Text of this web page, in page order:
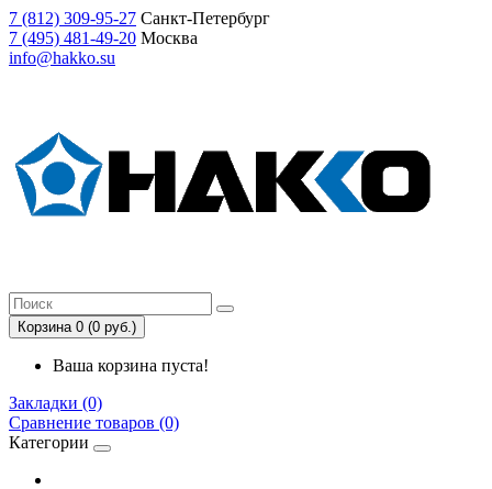
7 (812) 309-95-27 Санкт-Петербург
7 (495) 481-49-20 Москва
info@hakko.su
Корзина 0 (0 руб.)
Ваша корзина пуста!
Закладки (0)
Сравнение товаров (0)
Категории